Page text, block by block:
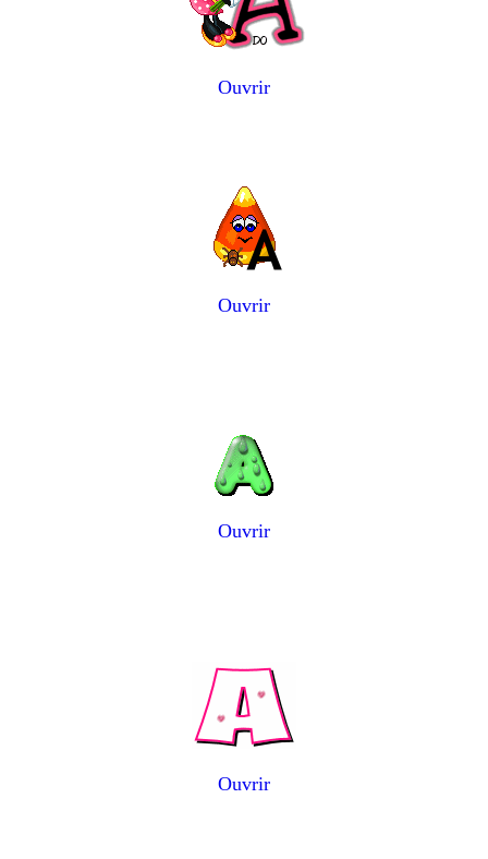
Ouvrir
Ouvrir
Ouvrir
Ouvrir